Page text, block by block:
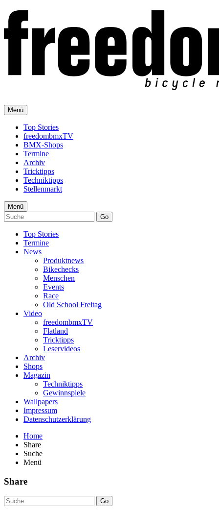
Menü
Top Stories
freedombmxTV
BMX-Shops
Termine
Archiv
Tricktipps
Techniktipps
Stellenmarkt
Menü
Go
Top Stories
Termine
News
Produktnews
Bikechecks
Menschen
Events
Race
Old School Freitag
Video
freedombmxTV
Flatland
Tricktipps
Leservideos
Archiv
Shops
Magazin
Techniktipps
Gewinnspiele
Wallpapers
Impressum
Datenschutzerklärung
Home
Share
Suche
Menü
Share
Go